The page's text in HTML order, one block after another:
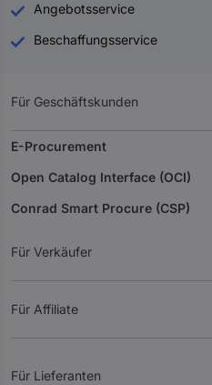
Angebotsservice
Beschaffungsservice
Für Geschäftskunden
E-Procurement
Open Catalog Interface (OCI)
Conrad Smart Procure (CSP)
Für Verkäufer
Für Affiliate
Für Lieferanten